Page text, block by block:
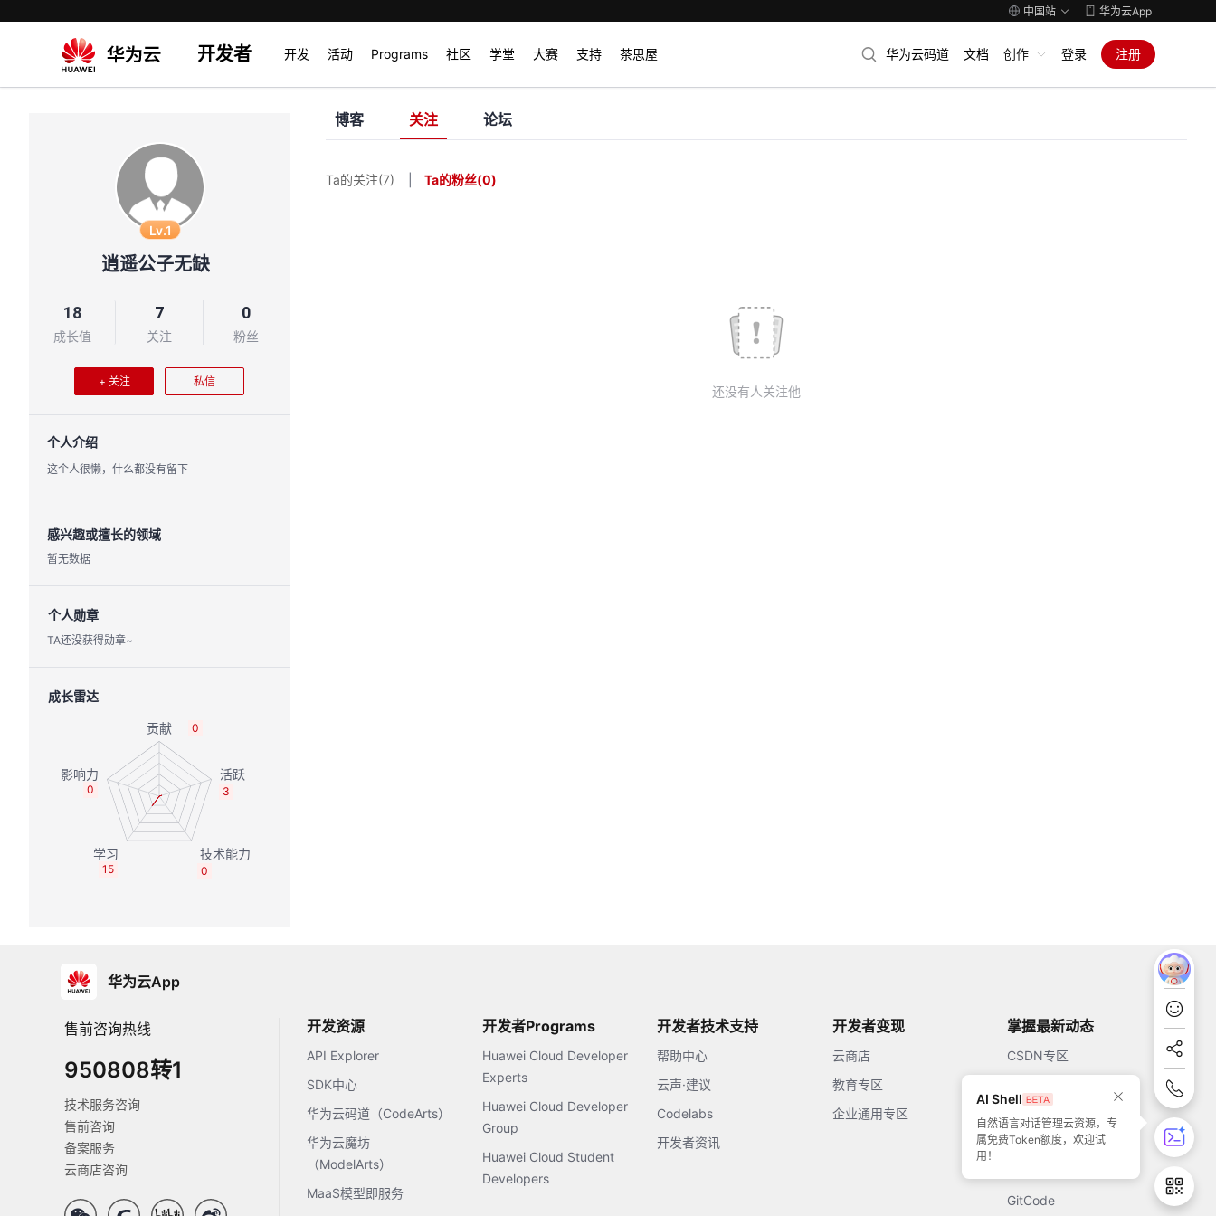
中国站 华为云App
开发者 开发 活动 Programs 社区 学堂 大赛 支持 茶思屋 华为云码道 文档 创作 登录 注册
Lv.1
逍遥公子无缺
18
成长值
7
关注
0
粉丝
+ 关注 私信
个人介绍
这个人很懒，什么都没有留下
感兴趣或擅长的领域
暂无数据
个人勋章
TA还没获得勋章~
成长雷达
0
3
0
15
0
博客 关注 论坛
Ta的关注(7) Ta的粉丝(0)
还没有人关注他
华为云App
售前咨询热线
950808转1
技术服务咨询
售前咨询
备案服务
云商店咨询
开发资源
API Explorer
SDK中心
华为云码道（CodeArts）
华为云魔坊
（ModelArts）
MaaS模型即服务
开发者Programs
Huawei Cloud Developer
Experts
Huawei Cloud Developer
Group
Huawei Cloud Student
Developers
开发者技术支持
帮助中心
云声·建议
Codelabs
开发者资讯
开发者变现
云商店
教育专区
企业通用专区
掌握最新动态
CSDN专区
51CTO
GitCode
AI Shell
自然语言对话管理云资源，专
属免费Token额度，欢迎试
用！